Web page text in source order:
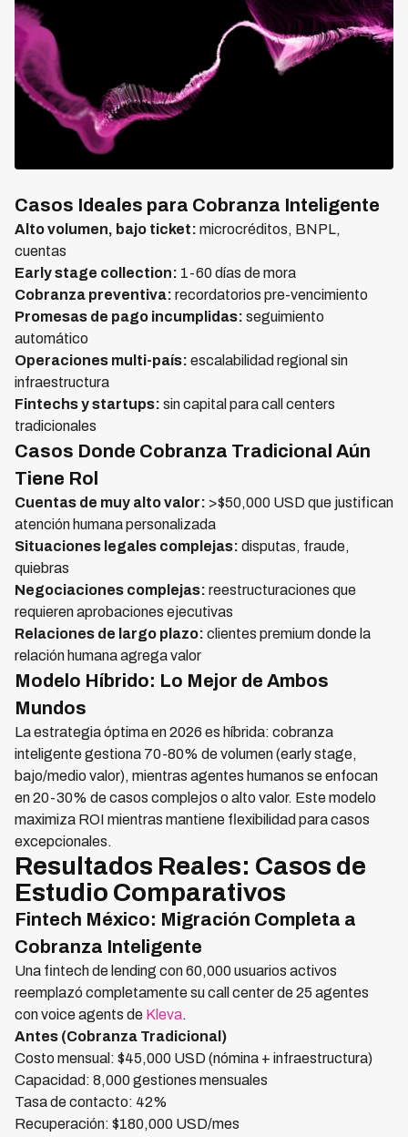
Casos Ideales para Cobranza Inteligente
Alto volumen, bajo ticket: microcréditos, BNPL,
cuentas
Early stage collection: 1-60 días de mora
Cobranza preventiva: recordatorios pre-vencimiento
Promesas de pago incumplidas: seguimiento
automático
Operaciones multi-país: escalabilidad regional sin
infraestructura
Fintechs y startups: sin capital para call centers
tradicionales
Casos Donde Cobranza Tradicional Aún
Tiene Rol
Cuentas de muy alto valor: >$50,000 USD que justifican
atención humana personalizada
Situaciones legales complejas: disputas, fraude,
quiebras
Negociaciones complejas: reestructuraciones que
requieren aprobaciones ejecutivas
Relaciones de largo plazo: clientes premium donde la
relación humana agrega valor
Modelo Híbrido: Lo Mejor de Ambos
Mundos
La estrategia óptima en 2026 es híbrida: cobranza
inteligente gestiona 70-80% de volumen (early stage,
bajo/medio valor), mientras agentes humanos se enfocan
en 20-30% de casos complejos o alto valor. Este modelo
maximiza ROI mientras mantiene flexibilidad para casos
excepcionales.
Resultados Reales: Casos de
Estudio Comparativos
Fintech México: Migración Completa a
Cobranza Inteligente
Una fintech de lending con 60,000 usuarios activos
reemplazó completamente su call center de 25 agentes
con voice agents de Kleva.
Antes (Cobranza Tradicional)
Costo mensual: $45,000 USD (nómina + infraestructura)
Capacidad: 8,000 gestiones mensuales
Tasa de contacto: 42%
Recuperación: $180,000 USD/mes